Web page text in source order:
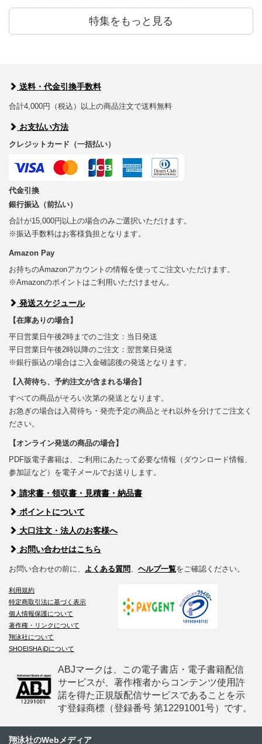
特集をもっと見る
送料・代金引換手数料
合計4,000円（税込）以上の商品注文で送料無料
お支払い方法
クレジットカード（一括払い）
代金引換
銀行振込（前払い）
合計が15,000円以上の場合のみご選択いただけます。
※振込手数料はお客様負担となります。
Amazon Pay
お持ちのAmazonアカウントの情報を使ってご注文いただけます。
※Amazonのポイントはご利用いただけません。
発送スケジュール
【在庫ありの場合】
平日営業日午後2時までのご注文：当日発送
平日営業日午後2時以降のご注文：翌営業日発送
※銀行振込の場合はご入金確認後の発送となります。
【入荷待ち、予約注文が含まれる場合】
すべての商品がそろい次第の発送となります。
お急ぎの場合は入荷待ち・発売予定の商品とそれ以外を分けてご注文く
ださい。
【オンライン発送の商品の場合】
PDF版電子書籍は、ご利用にあたって必要な情報（ダウンロード情報、
参加証など）を電子メールでお送りします。
請求書・領収書・見積書・納品書
ポイントについて
大口注文・法人のお客様へ
お問い合わせはこちら
お問い合わせの前に、 よくある質問、 ヘルプ一覧をご確認ください。
利用規約
特定商取引法に基づく表示
個人情報保護について
著作権・リンクについて
翔泳社について
SHOEISHA iDについて
ABJマークは、この電子書店・電子書籍配信
サービスが、著作権者からコンテンツ使用許
諾を得た正規版配信サービスであることを示
す登録商標（登録番号 第12291001号）です。
翔泳社のWebメディア